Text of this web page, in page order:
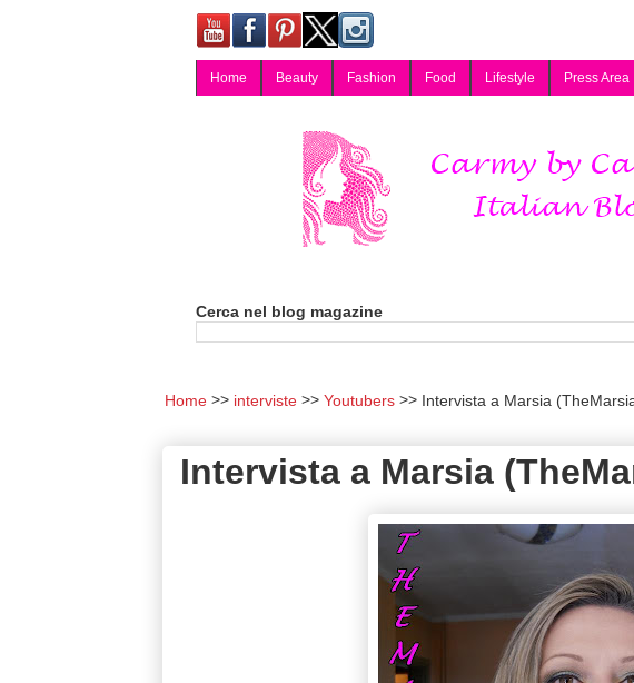
Home Beauty Fashion Food Lifestyle Press Area
Cerca nel blog magazine
Home interviste Youtubers Intervista a Marsia
Intervista a Marsia